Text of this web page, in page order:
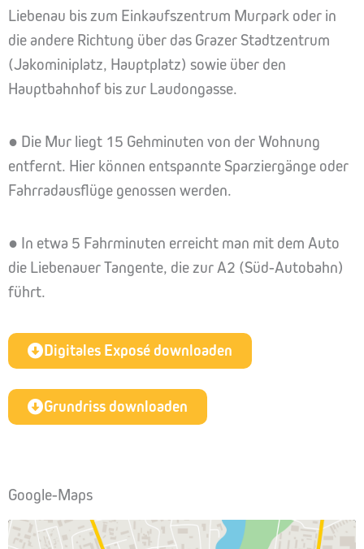
Liebenau bis zum Einkaufszentrum Murpark oder in
die andere Richtung über das Grazer Stadtzentrum
(Jakominiplatz, Hauptplatz) sowie über den
Hauptbahnhof bis zur Laudongasse.
● Die Mur liegt 15 Gehminuten von der Wohnung
entfernt. Hier können entspannte Sparziergänge oder
Fahrradausflüge genossen werden.
● In etwa 5 Fahrminuten erreicht man mit dem Auto
die Liebenauer Tangente, die zur A2 (Süd-Autobahn)
führt.
Digitales Exposé downloaden
Grundriss downloaden
Google-Maps